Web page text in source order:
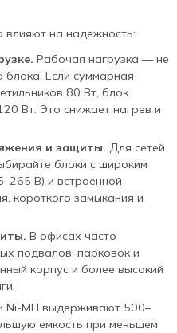
на надежность:
Рабочая нагрузка — не
Если суммарная
80 Вт, блок
Вт. Это снижает нагрев и
и защиты. Для сетей
блоки с широким
В) и встроенной
короткого замыкания и
В офисах часто
подвалов, парковок и
корпус и более высокий
Ni‑MH выдерживают 500–
емкость при меньшем